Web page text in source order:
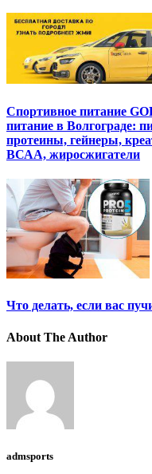
Спортивное питание
питание в Волгограде:
протеины, гейнеры,
ВСАА, жиросжигатели
Что делать, если вас
About The Author
admsports